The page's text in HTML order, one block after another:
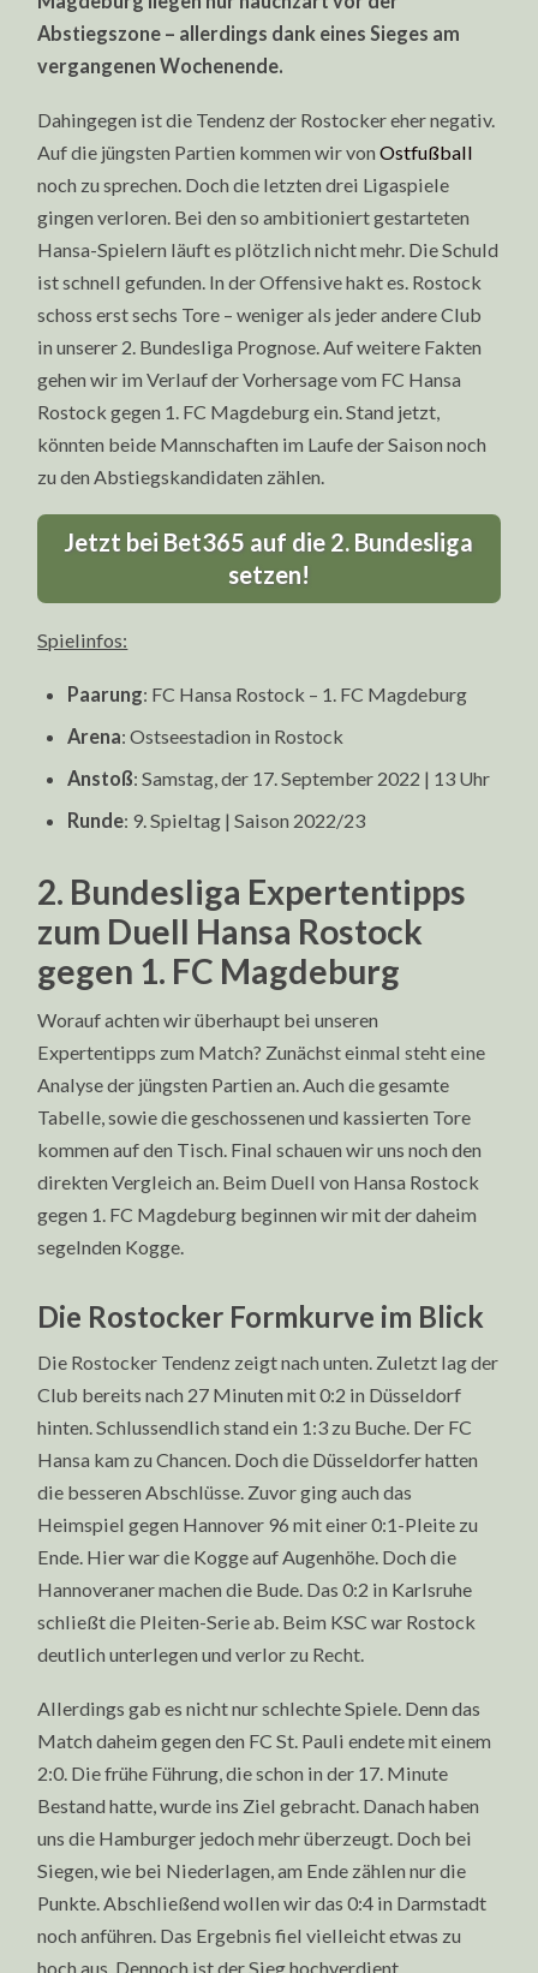
Abstiegszone – allerdings dank eines Sieges am
vergangenen Wochenende.
Dahingegen ist die Tendenz der Rostocker eher negativ.
Auf die jüngsten Partien kommen wir vonOstfußball
noch zu sprechen. Doch die letzten drei Ligaspiele
gingen verloren. Bei den so ambitioniert gestarteten
Hansa-Spielern läuft es plötzlich nicht mehr. Die Schuld
ist schnell gefunden. In der Offensive hakt es. Rostock
schoss erst sechs Tore – weniger als jeder andere Club
in unserer 2. Bundesliga Prognose. Auf weitere Fakten
gehen wir im Verlauf der Vorhersage vom FC Hansa
Rostock gegen 1. FC Magdeburg ein. Stand jetzt,
könnten beide Mannschaften im Laufe der Saison noch
zu den Abstiegskandidaten zählen.
Jetzt bei Bet365 auf die 2. Bundesliga
setzen!
Spielinfos:
Paarung: FC Hansa Rostock – 1. FC Magdeburg
Arena: Ostseestadion in Rostock
Anstoß: Samstag, der 17. September 2022 | 13 Uhr
Runde: 9. Spieltag | Saison 2022/23
2. Bundesliga Expertentipps
zum Duell Hansa Rostock
gegen 1. FC Magdeburg
Worauf achten wir überhaupt bei unseren
Expertentipps zum Match? Zunächst einmal steht eine
Analyse der jüngsten Partien an. Auch die gesamte
Tabelle, sowie die geschossenen und kassierten Tore
kommen auf den Tisch. Final schauen wir uns noch den
direkten Vergleich an. Beim Duell von Hansa Rostock
gegen 1. FC Magdeburg beginnen wir mit der daheim
segelnden Kogge.
Die Rostocker Formkurve im Blick
Die Rostocker Tendenz zeigt nach unten. Zuletzt lag der
Club bereits nach 27 Minuten mit 0:2 in Düsseldorf
hinten. Schlussendlich stand ein 1:3 zu Buche. Der FC
Hansa kam zu Chancen. Doch die Düsseldorfer hatten
die besseren Abschlüsse. Zuvor ging auch das
Heimspiel gegen Hannover 96 mit einer 0:1-Pleite zu
Ende. Hier war die Kogge auf Augenhöhe. Doch die
Hannoveraner machen die Bude. Das 0:2 in Karlsruhe
schließt die Pleiten-Serie ab. Beim KSC war Rostock
deutlich unterlegen und verlor zu Recht.
Allerdings gab es nicht nur schlechte Spiele. Denn das
Match daheim gegen den FC St. Pauli endete mit einem
2:0. Die frühe Führung, die schon in der 17. Minute
Bestand hatte, wurde ins Ziel gebracht. Danach haben
uns die Hamburger jedoch mehr überzeugt. Doch bei
Siegen, wie bei Niederlagen, am Ende zählen nur die
Punkte. Abschließend wollen wir das 0:4 in Darmstadt
noch anführen. Das Ergebnis fiel vielleicht etwas zu
hoch aus. Dennoch ist der Sieg hochverdient.